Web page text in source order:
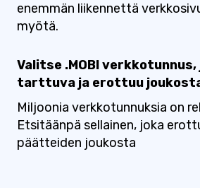
enemmän liikennettä
myötä.
Valitse .MOBI verkkotunnus,
tarttuva ja erottuu
Miljoonia verkkotunnuksia on
Etsitäänpä sellainen, joka
päätteiden joukosta